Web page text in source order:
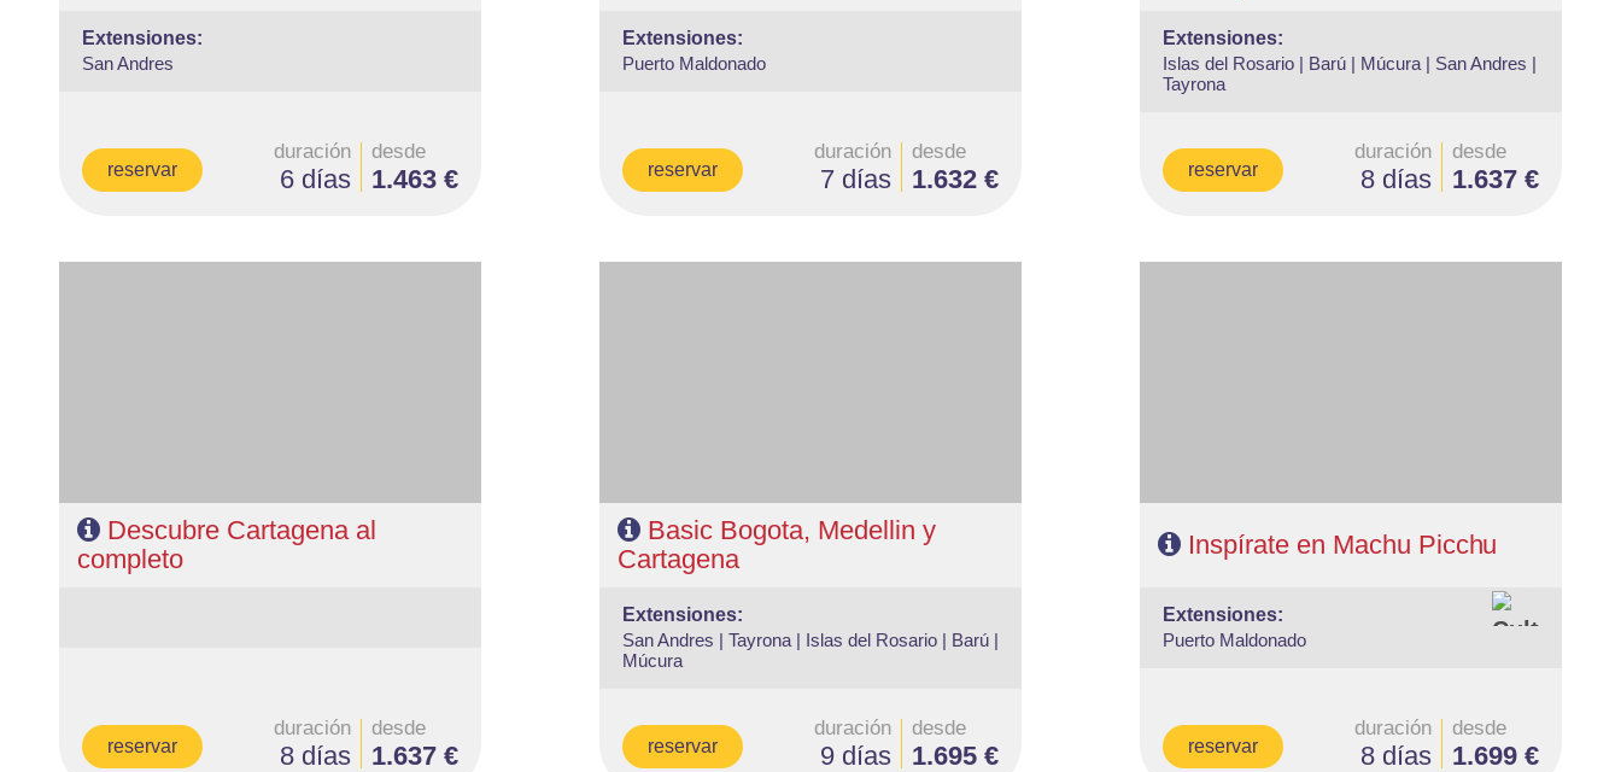
extensiones:
San Andres
reservar
duración
6 días
desde
1.463 €
extensiones:
Puerto Maldonado
reservar
duración
7 días
desde
1.632 €
extensiones:
Islas del Rosario | Barú | Múcura | San Andres |
Tayrona
reservar
duración
8 días
desde
1.637 €
Descubre Cartagena al
completo
reservar
duración
8 días
desde
1.637 €
Basic Bogota, Medellin y
Cartagena
extensiones:
San Andres | Tayrona | Islas del Rosario | Barú |
Múcura
reservar
duración
9 días
desde
1.695 €
Inspírate en Machu Picchu
extensiones:
Puerto Maldonado
reservar
duración
8 días
desde
1.699 €